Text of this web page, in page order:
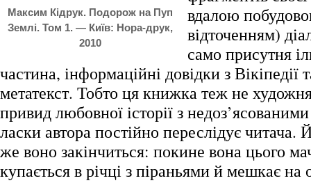
Максим Кідрук. Подорож на Пуп
Землі. Том 1. — Київ: Нора-друк,
2010
вдалою
відточенням)
само присутня
частина, інформаційні довідки з Вікіпедії
метатекст. Тобто ця книжка теж не
привид любовної історії з
ласки автора постійно переслідує читача.
же воно закінчиться: покине вона цього
купається в річці з піраньями й мешкає на